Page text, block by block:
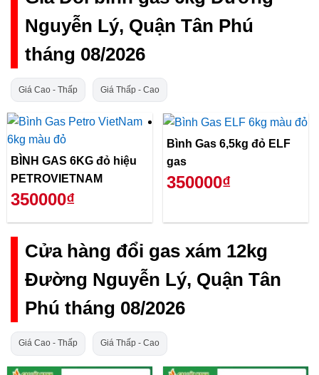
Nguyễn Lý, Quận Tân Phú
tháng 08/2026
Giá Cao - Thấp Giá Thấp - Cao
BÌNH GAS 6KG đỏ hiệu
PETROVIETNAM
350000₫
Bình Gas 6,5kg đỏ ELF
gas
350000₫
Cửa hàng đổi gas xám 12kg
Đường Nguyễn Lý, Quận Tân
Phú tháng 08/2026
Giá Cao - Thấp Giá Thấp - Cao